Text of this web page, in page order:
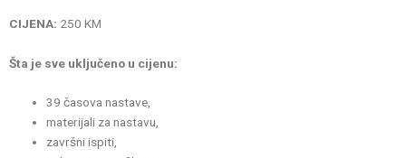
CIJENA: 250 KM
Šta je sve uključeno u cijenu:
39 časova nastave,
materijali za nastavu,
završni ispiti,